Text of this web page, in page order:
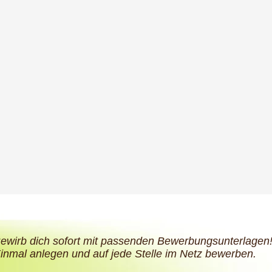
dich sofort mit passenden Bewerbungsunterlagen!
anlegen und auf jede Stelle im Netz bewerben.